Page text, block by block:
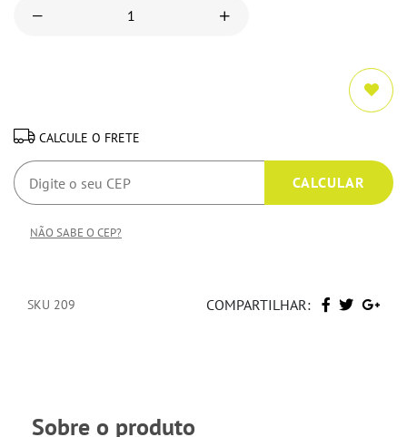
CALCULE O FRETE
NÃO SABE O CEP?
SKU 209 COMPARTILHAR:
Sobre o produto